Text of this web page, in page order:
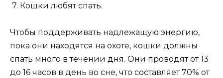
7. Кошки любят спать.
Чтобы поддерживать надлежащую энергию,
пока они находятся на охоте, кошки должны
спать много в течении дня. Они проводят от 13
до 16 часов в день во сне, что составляет 70% от